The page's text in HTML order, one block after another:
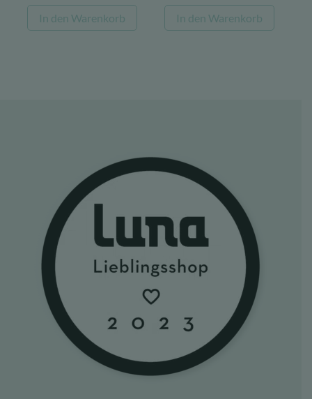
Preis
war:
Preis
ist:
In den Warenkorb
Preis
war:
Preis
ist:
In den Warenkorb